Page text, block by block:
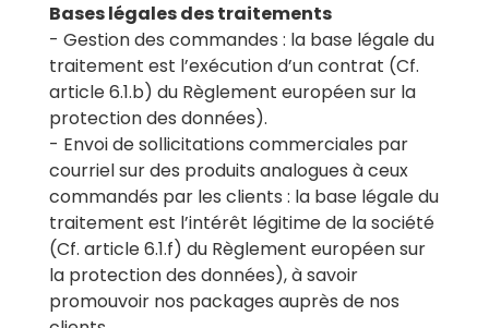
Bases légales des traitements
- Gestion des commandes : la base légale du
traitement est l’exécution d’un contrat (Cf.
article 6.1.b) du Règlement européen sur la
protection des données).
- Envoi de sollicitations commerciales par
courriel sur des produits analogues à ceux
commandés par les clients : la base légale du
traitement est l’intérêt légitime de la société
(Cf. article 6.1.f) du Règlement européen sur
la protection des données), à savoir
promouvoir nos packages auprès de nos